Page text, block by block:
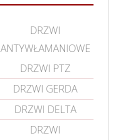
DRZWI
ANTYWŁAMANIOWE
DRZWI PTZ
DRZWI GERDA
DRZWI DELTA
DRZWI